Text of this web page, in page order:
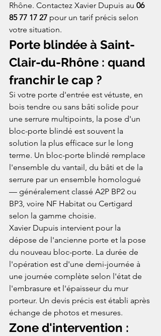
Rhône. Contactez Xavier Dupuis au 06
85 77 17 27 pour un tarif précis selon
votre situation.
Porte blindée à Saint-
Clair-du-Rhône : quand
franchir le cap ?
Si votre porte d'entrée est vétuste, en
bois tendre ou sans bâti solide pour
une serrure multipoints, la pose d'un
bloc-porte blindé est souvent la
solution la plus efficace sur le long
terme. Un bloc-porte blindé remplace
l'ensemble du vantail, du bâti et de la
serrure par un ensemble homologué
— généralement classé A2P BP2 ou
BP3, voire NF Habitat ou Certigard
selon la gamme choisie.
Xavier Dupuis intervient pour la
dépose de l'ancienne porte et la pose
du nouveau bloc-porte. La durée de
l'opération est d'une demi-journée à
une journée complète selon l'état de
l'embrasure et l'épaisseur du mur
porteur. Un devis précis est établi après
échange de photos et mesures.
Zone d'intervention :